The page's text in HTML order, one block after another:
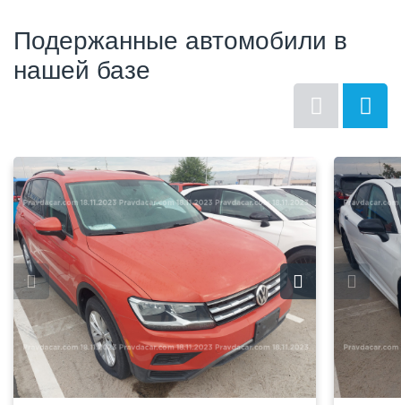
Подержанные автомобили в
нашей базе